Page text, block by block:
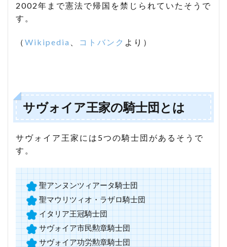
2002年まで憲法で帰国を禁じられていたそうで
す。
（ Wikipedia コトバンク より）
サヴォイア王家の騎士団とは
サヴォイア王家には5つの騎士団があるそうで
す。
聖アンヌンツィアータ騎士団
聖マウリツィオ・ラザロ騎士団
イタリア王冠騎士団
サヴォイア市民勲章騎士団
サヴォイア功労勲章騎士団